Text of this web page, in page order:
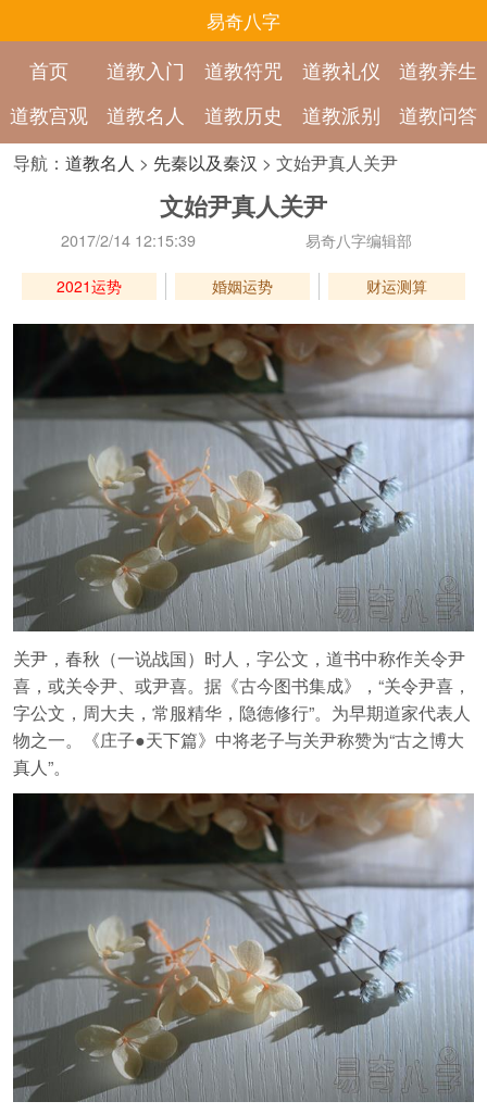
易奇八字
首页 道教入门 道教符咒 道教礼仪
道教养生
道教宫观
道教名人 道教历史 道教派别 道教问答
导航： 道教名人 > 先秦以及秦汉 > 文始尹真人关尹
文始尹真人关尹
2017/2/14 12:15:39 易奇八字编辑部
2021运势 婚姻运势 财运测算
关尹，春秋（一说战国）时人，字公文，道书中称作关令尹
喜，或关令尹、或尹喜。据《古今图书集成》，“关令尹喜，
字公文，周大夫，常服精华，隐德修行”。为早期道家代表人
物之一。《庄子●天下篇》中将老子与关尹称赞为“古之博大
真人”。